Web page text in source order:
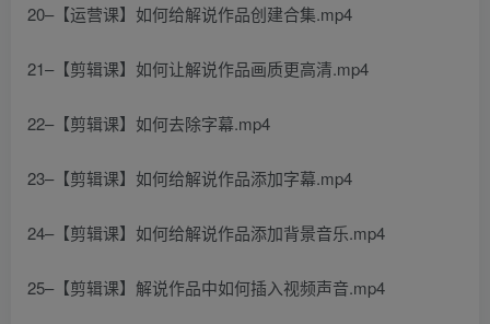
20–【运营课】如何给解说作品创建合集.mp4
21–【剪辑课】如何让解说作品画质更高清.mp4
22–【剪辑课】如何去除字幕.mp4
23–【剪辑课】如何给解说作品添加字幕.mp4
24–【剪辑课】如何给解说作品添加背景音乐.mp4
25–【剪辑课】解说作品中如何插入视频声音.mp4